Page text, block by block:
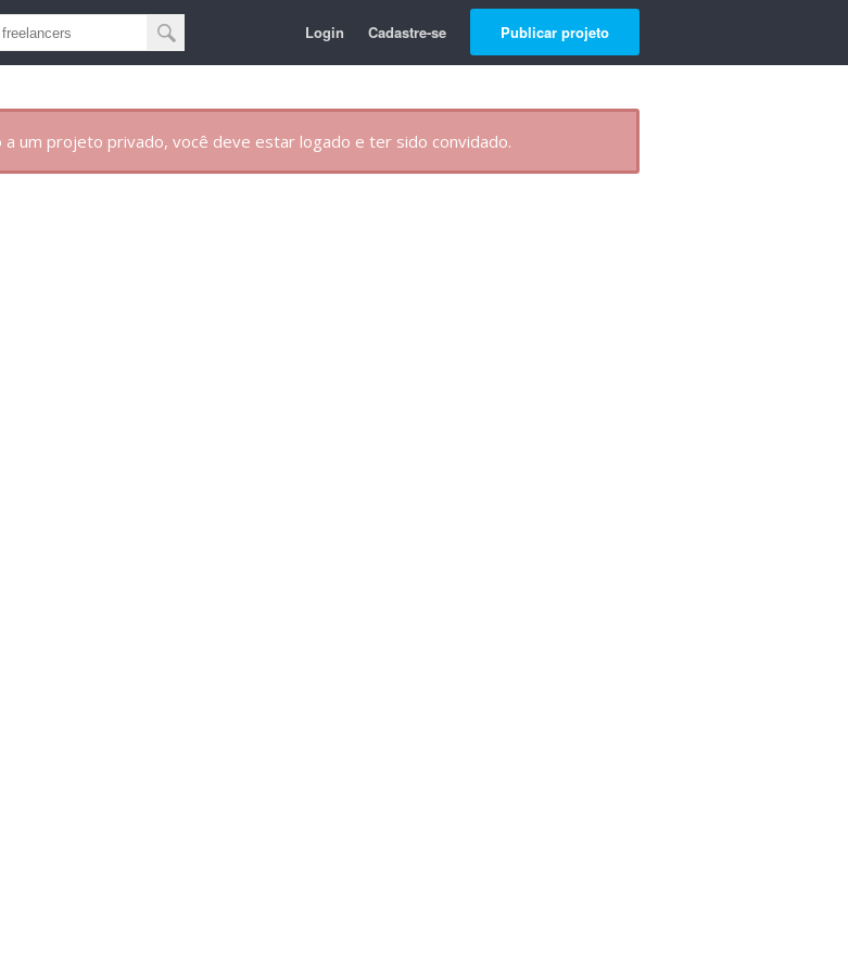
Login Cadastre-se Publicar projeto
um projeto privado, você deve estar logado e ter sido convidado.